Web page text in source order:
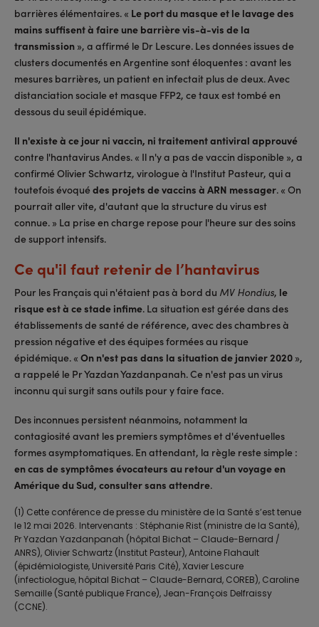
barrières élémentaires. « Le port du masque et le lavage des
mains suffisent à faire une barrière vis-à-vis de la
transmission », a affirmé le Dr Lescure. Les données issues de
clusters documentés en Argentine sont éloquentes : avant les
mesures barrières, un patient en infectait plus de deux. Avec
distanciation sociale et masque FFP2, ce taux est tombé en
dessous du seuil épidémique.
Il n'existe à ce jour ni vaccin, ni traitement antiviral approuvé
contre l'hantavirus Andes. « Il n'y a pas de vaccin disponible », a
confirmé Olivier Schwartz, virologue à l'Institut Pasteur, qui a
toutefois évoquédes projets de vaccins à ARN messager. « On
pourrait aller vite, d'autant que la structure du virus est
connue. » La prise en charge repose pour l'heure sur des soins
de support intensifs.
Ce qu'il faut retenir de l’hantavirus
Pour les Français qui n'étaient pas à bord du MV Hondius, le
risque est à ce stade infime. La situation est gérée dans des
établissements de santé de référence, avec des chambres à
pression négative et des équipes formées au risque
épidémique. « On n'est pas dans la situation de janvier 2020 »,
a rappelé le Pr Yazdan Yazdanpanah. Ce n'est pas un virus
inconnu qui surgit sans outils pour y faire face.
Des inconnues persistent néanmoins, notamment la
contagiosité avant les premiers symptômes et d'éventuelles
formes asymptomatiques. En attendant, la règle reste simple :
en cas de symptômes évocateurs au retour d'un voyage en
Amérique du Sud, consulter sans attendre.
(1) Cette conférence de presse du ministère de la Santé s’est tenue
le 12 mai 2026. Intervenants : Stéphanie Rist (ministre de la Santé),
Pr Yazdan Yazdanpanah (hôpital Bichat – Claude-Bernard /
ANRS), Olivier Schwartz (Institut Pasteur), Antoine Flahault
(épidémiologiste, Université Paris Cité), Xavier Lescure
(infectiologue, hôpital Bichat – Claude-Bernard, COREB), Caroline
Semaille (Santé publique France), Jean-François Delfraissy
(CCNE).